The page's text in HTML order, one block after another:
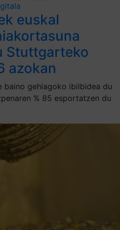
euskal
Stuttgarteko
azokan
baino gehiagoko ibilbidea du
% 85 esportatzen du